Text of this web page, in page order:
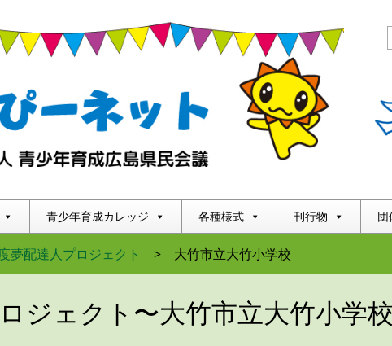
青少年育成カレッジ 各種様式 刊行物 団
夢配達人プロジェクト > 大竹市立大竹小学校
ジェクト〜大竹市立大竹小学